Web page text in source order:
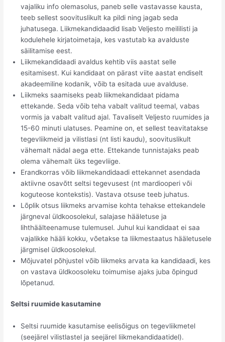
vajaliku info olemasolus, paneb selle vastavasse kausta,
teeb sellest soovituslikult ka pildi ning jagab seda
juhatusega. Liikmekandidaadid lisab Veljesto meililisti ja
kodulehele kirjatoimetaja, kes vastutab ka avalduste
säilitamise eest.
Liikmekandidaadi avaldus kehtib viis aastat selle
esitamisest. Kui kandidaat on pärast viite aastat endiselt
akadeemiline kodanik, võib ta esitada uue avalduse.
Liikmeks saamiseks peab liikmekandidaat pidama
ettekande. Seda võib teha vabalt valitud teemal, vabas
vormis ja vabalt valitud ajal. Tavaliselt Veljesto ruumides ja
15-60 minuti ulatuses. Peamine on, et sellest teavitatakse
tegevliikmeid ja vilistlasi (nt listi kaudu), soovituslikult
vähemalt nädal aega ette. Ettekande tunnistajaks peab
olema vähemalt üks tegevliige.
Erandkorras võib liikmekandidaadi ettekannet asendada
aktiivne osavõtt seltsi tegevusest (nt mardiooperi või
koguteose kontekstis). Vastava otsuse teeb juhatus.
Lõplik otsus liikmeks arvamise kohta tehakse ettekandele
järgneval üldkoosolekul, salajase hääletuse ja
lihthäälteenamuse tulemusel. Juhul kui kandidaat ei saa
vajalikke hääli kokku, võetakse ta liikmestaatus hääletusele
järgmisel üldkoosolekul.
Mõjuvatel põhjustel võib liikmeks arvata ka kandidaadi, kes
on vastava üldkoosoleku toimumise ajaks juba õpingud
lõpetanud.
Seltsi ruumide kasutamine
Seltsi ruumide kasutamise eelisõigus on tegevliikmetel
(seejärel vilistlastel ja seejärel liikmekandidaatidel).